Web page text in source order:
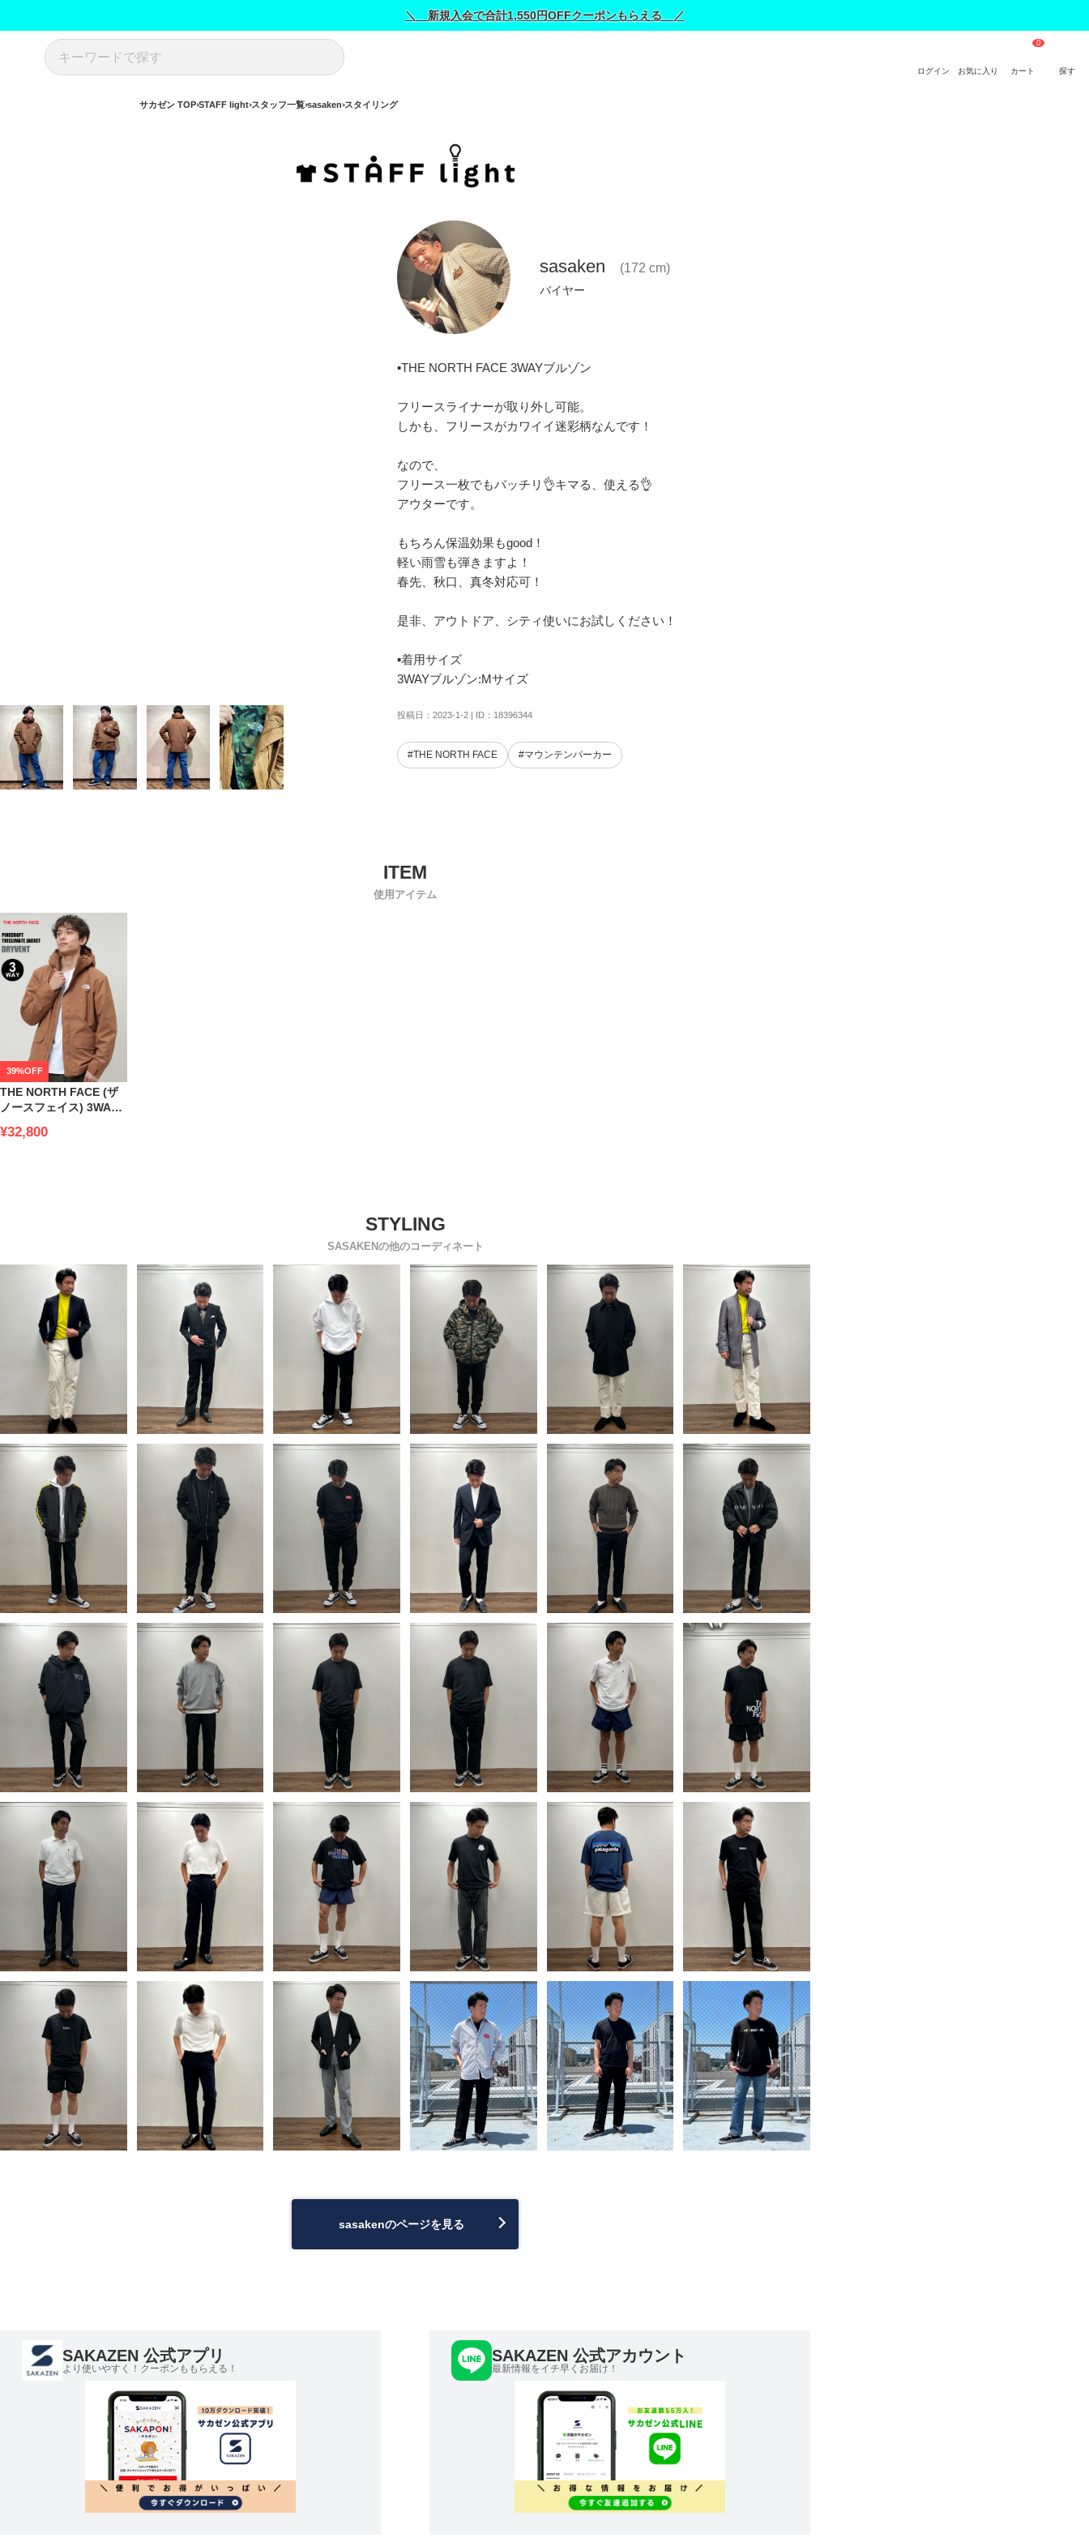
＼ 新規入会で合計1,550円OFFクーポンもらえる ／
ログイン お気に入り カート 探す
サカゼン TOP STAFF light スタッフ一覧 sasaken スタイリング
sasaken (172 cm)
バイヤー
▪️THE NORTH FACE 3WAYブルゾン
フリースライナーが取り外し可能。
しかも、フリースがカワイイ迷彩柄なんです！
なので、
フリース一枚でもバッチリ👌キマる、使える👌
アウターです。
もちろん保温効果もgood！
軽い雨雪も弾きますよ！
春先、秋口、真冬対応可！
是非、アウトドア、シティ使いにお試しください！
▪️着用サイズ
3WAYブルゾン:Mサイズ
投稿日：2023-1-2 | ID：18396344
#THE NORTH FACE #マウンテンパーカー
使用アイテム
39%OFF
THE NORTH FACE (ザ
ノースフェイス) 3WAY
ド取り外し フルジップ
¥32,800
SASAKENの他のコーディネート
sasakenのページを見る
SAKAZEN 公式アプリ
より使いやすく！クーポンももらえる！
SAKAZEN 公式アカウント
最新情報をイチ早くお届け！